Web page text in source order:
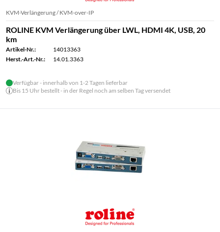
KVM-Verlängerung / KVM-over-IP
ROLINE KVM Verlängerung über LWL, HDMI 4K, USB, 20
km
Artikel-Nr.:
14013363
Herst.-Art.-Nr.:
14.01.3363
Verfügbar - innerhalb von 1-2 Tagen lieferbar
Bis 15 Uhr bestellt - in der Regel noch am selben Tag versendet